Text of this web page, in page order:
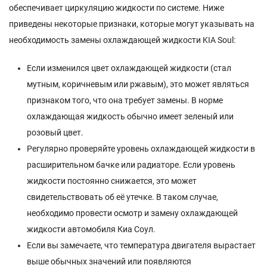
обеспечивает циркуляцию жидкости по системе. Ниже
приведены некоторые признаки, которые могут указывать на
необходимость замены охлаждающей жидкости KIA Soul:
Если изменился цвет охлаждающей жидкости (стал
мутным, коричневым или ржавым), это может являться
признаком того, что она требует замены. В норме
охлаждающая жидкость обычно имеет зеленый или
розовый цвет.
Регулярно проверяйте уровень охлаждающей жидкости в
расширительном бачке или радиаторе. Если уровень
жидкости постоянно снижается, это может
свидетельствовать об её утечке. В таком случае,
необходимо провести осмотр и замену охлаждающей
жидкости автомобиля Киа Соул.
Если вы замечаете, что температура двигателя вырастает
выше обычных значений или появляются